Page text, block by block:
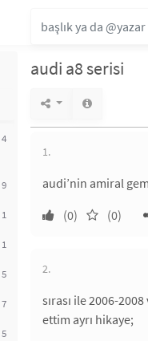
4
9
1
1
5
7
5
audi a8 serisi
1.
audi’nin amiral
(0)
(0)
2.
sırası ile 2006-
ettim ayrı hikaye;